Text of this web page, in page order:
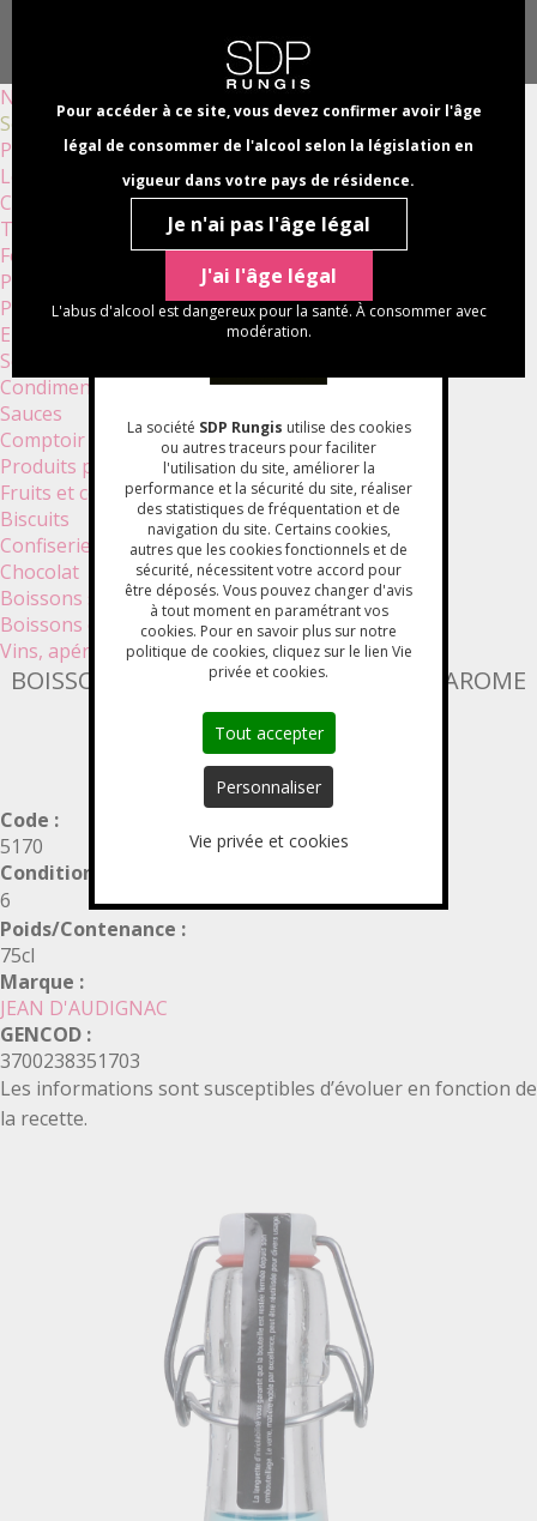
Pour accéder à ce site, vous devez confirmer avoir l'âge
légal de consommer de l'alcool selon la législation en
vigueur dans votre pays de résidence.
Je n'ai pas l'âge légal
J'ai l'âge légal
L'abus d'alcool est dangereux pour la santé. À consommer avec
modération.
principal
Nouveautés
Sélections bio
Produits apéritifs
Légumes
Champignons
Truffes
Foies gras et terrines
Plats cuisinés
Poissons
Epicerie sèche
Soupes et veloutés
Condiments
Sauces
Comptoir
Produits pâtissiers
Fruits et confitures
Biscuits
Confiserie
Chocolat
Boissons sans alcool
Boissons chaudes
Vins, apéritifs, bières et cidres
BOISSON TRADITIONNELLE GAZEIFIEE AROME
MENTHE GLACIALE
Code :
5170
Conditionnement :
6
Poids/Contenance :
75cl
Marque :
JEAN D'AUDIGNAC
GENCOD :
3700238351703
Les informations sont susceptibles d’évoluer en fonction de
la recette.
La société SDP Rungis utilise des cookies
ou autres traceurs pour faciliter
l'utilisation du site, améliorer la
performance et la sécurité du site, réaliser
des statistiques de fréquentation et de
navigation du site. Certains cookies,
autres que les cookies fonctionnels et de
sécurité, nécessitent votre accord pour
être déposés. Vous pouvez changer d'avis
à tout moment en paramétrant vos
cookies. Pour en savoir plus sur notre
politique de cookies, cliquez sur le lien Vie
privée et cookies.
Tout accepter
Personnaliser
Vie privée et cookies